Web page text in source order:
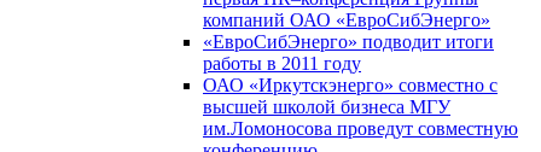
компаний ОАО «ЕвроСибЭнерго»
«ЕвроСибЭнерго» подводит итоги
работы в 2011 году
ОАО «Иркутскэнерго» совместно с
высшей школой бизнеса МГУ
им.Ломоносова проведут совместную